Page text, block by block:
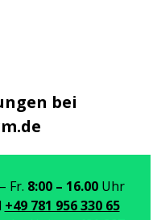
bei
Fr. 8:00 – 16.00Uhr
+49 781 956 330 65